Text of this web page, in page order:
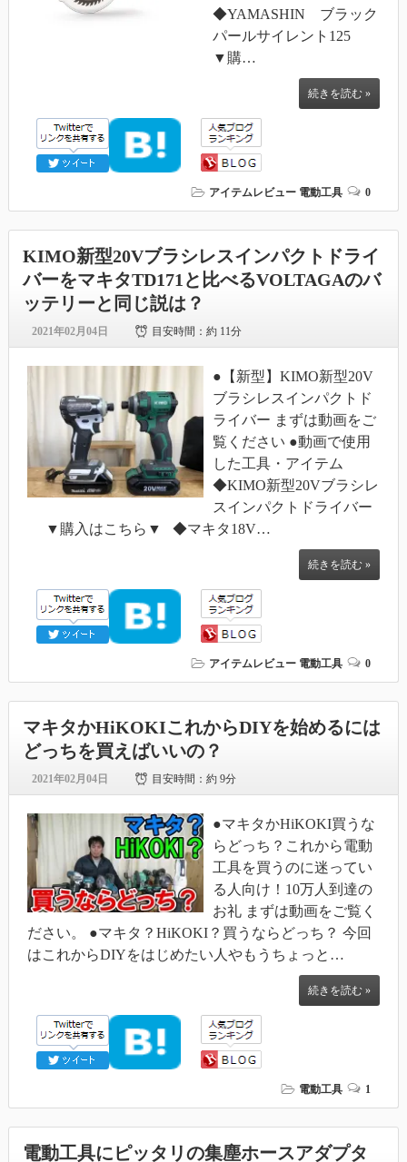
◆YAMASHIN ブラック
パールサイレント125
▼購…
続きを読む »
アイテムレビュー 電動工具 0
KIMO新型20Vブラシレスインパクトドライ
バーをマキタTD171と比べるVOLTAGAのバ
ッテリーと同じ説は？
2021年02月04日 目安時間：約 11分
●【新型】KIMO新型20V
ブラシレスインパクトド
ライバー まずは動画をご
覧ください ●動画で使用
した工具・アイテム
◆KIMO新型20Vブラシレ
スインパクトドライバー
▼購入はこちら▼ ◆マキタ18V…
続きを読む »
アイテムレビュー 電動工具 0
マキタかHiKOKIこれからDIYを始めるには
どっちを買えばいいの？
2021年02月04日 目安時間：約 9分
●マキタかHiKOKI買うな
らどっち？これから電動
工具を買うのに迷ってい
る人向け！10万人到達の
お礼 まずは動画をご覧く
ださい。 ●マキタ？HiKOKI？買うならどっち？ 今回
はこれからDIYをはじめたい人やもうちょっと…
続きを読む »
電動工具 1
電動工具にピッタリの集塵ホースアダプタ